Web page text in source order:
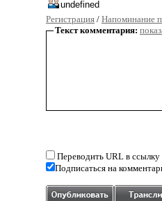
Регистрация / Напоминание
Текст комментария:
Переводить URL в ссылку
Подписаться на